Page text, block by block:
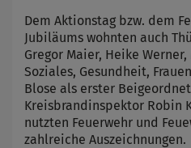
Dem Aktionstag bzw. dem
Jubiläums wohnten auch
Gregor Maier, Heike
Soziales, Gesundheit,
Blose als erster
Kreisbrandinspektor Robin
nutzten Feuerwehr und
zahlreiche Auszeichnungen.